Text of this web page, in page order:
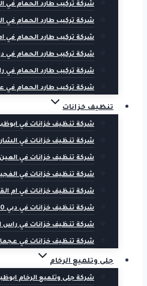
شركة تركيب طارد الحمام في العين
شركة تركيب طارد الحمام في الفجيرة
شركة تركيب طارد الحمام في ام القيوين
شركة تركيب طارد الحمام في دبي
شركة تركيب طارد الحمام في راس
شركة تركيب طارد الحمام في عجمان
تنظيف خزانات
شركة تنظيف خزانات في ابوظبي
شركة تنظيف خزانات في الشارقة
شركة تنظيف خزانات في العين 0555241770
شركة تنظيف خزانات في الفجيرة
شركة تنظيف خزانات في ام القيوين
شركة تنظيف خزانات في دبي 0555241770
شركة تنظيف خزانات في راس الخيمة
شركة تنظيف خزانات في عجمان
جلى وتلميع الرخام
شركة جلى وتلميع الرخام ابوظبي 0555241770 |تلميع